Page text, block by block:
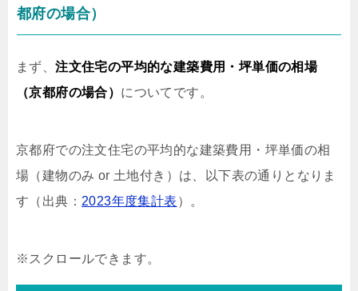
都府の場合）
まず、注文住宅の平均的な建築費用・坪単価の相場
（京都府の場合） についてです。
京都府での注文住宅の平均的な建築費用・坪単価の相
場（建物のみ or 土地付き）は、以下表の通りとなりま
す（出典： 2023年度集計表 ）。